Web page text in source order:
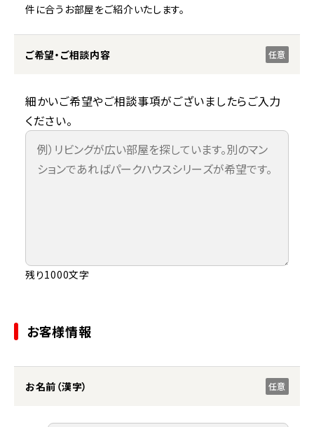
件に合うお部屋をご紹介いたします。
ご希望・ご相談内容 任意
細かいご希望やご相談事項がございましたらご入力
ください。
残り1000文字
お客様情報
お名前（漢字） 任意